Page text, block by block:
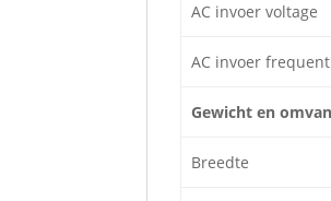
AC invoer voltage
AC invoer
Gewicht en
Breedte